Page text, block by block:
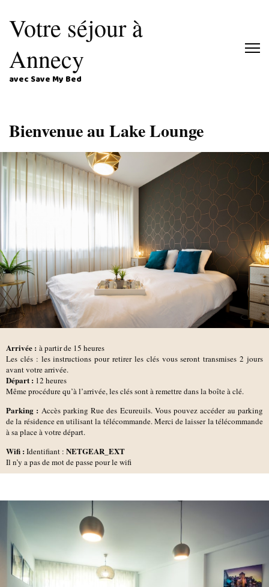
Votre séjour à
Annecy
avec Save My Bed
Bienvenue au Lake Lounge
Arrivée : à partir de 15 heures
Les clés : les instructions pour retirer les clés vous seront transmises 2 jours
avant votre arrivée.
Départ : 12 heures
Même procédure qu’à l’arrivée, les clés sont à remettre dans la boîte à clé.
Parking : Accès parking Rue des Ecureuils. Vous pouvez accéder au parking
de la résidence en utilisant la télécommande. Merci de laisser la télécommande
à sa place à votre départ.
Wifi : Identifiant : NETGEAR_EXT
Il n’y a pas de mot de passe pour le wifi